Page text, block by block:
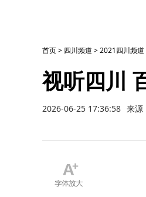
首页> 四川频道 >2021四川频道
视听四川
2026-06-25 17:36:58 来源